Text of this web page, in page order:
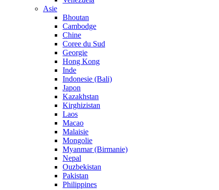
Asie
Bhoutan
Cambodge
Chine
Coree du Sud
Georgie
Hong Kong
Inde
Indonesie (Bali)
Japon
Kazakhstan
Kirghizistan
Laos
Macao
Malaisie
Mongolie
Myanmar (Birmanie)
Nepal
Ouzbekistan
Pakistan
Philippines